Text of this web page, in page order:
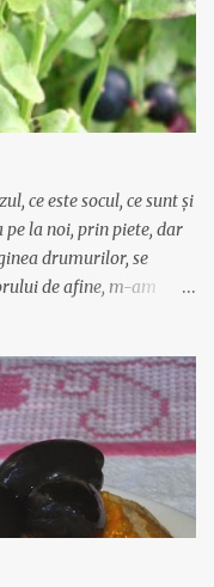
ce este socul, ce sunt și
la noi, prin piete, dar
drumurilor, se
de afine, m-am
pe post de afine.
mic cu frunze ovale, mici
rotund, de culoare
nu cresc in manunchi
pana in septembrie si
si in diabet. Bozul
drumurilor, are